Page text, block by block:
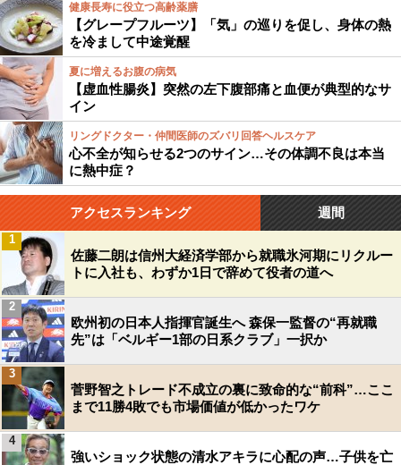
健康長寿に役立つ高齢薬膳
【グレープフルーツ】「気」の巡りを促し、身体の熱
を冷まして中途覚醒
夏に増えるお腹の病気
【虚血性腸炎】突然の左下腹部痛と血便が典型的なサ
イン
リングドクター・仲間医師のズバリ回答ヘルスケア
心不全が知らせる2つのサイン…その体調不良は本当
に熱中症？
アクセスランキング 週間
佐藤二朗は信州大経済学部から就職氷河期にリクルー
トに入社も、わずか1日で辞めて役者の道へ
1
欧州初の日本人指揮官誕生へ 森保一監督の“再就職
先”は「ベルギー1部の日系クラブ」一択か
2
菅野智之トレード不成立の裏に致命的な“前科”…ここ
まで11勝4敗でも市場価値が低かったワケ
3
強いショック状態の清水アキラに心配の声…子供を亡
4